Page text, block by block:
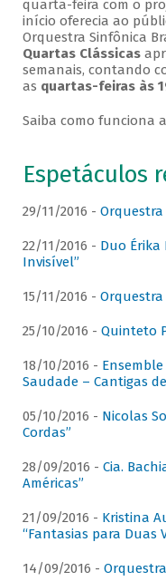
quarta-feira com o
início oferecia ao
Orquestra Sinfônica
Quartas Clássicas
semanais, contando
as quartas-feiras às
Saiba como funciona a
Espetáculos
29/11/2016 - Orquestra
22/11/2016 - Duo Érika
Invisível”
15/11/2016 - Orquestra
25/10/2016 - Quinteto
18/10/2016 -
Saudade – Cantigas
05/10/2016 - Nicolas
Cordas”
28/09/2016 - Cia.
Américas”
21/09/2016 - Kristina
“Fantasias para Duas
14/09/2016 -